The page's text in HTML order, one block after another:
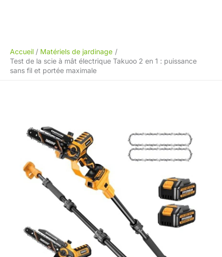
Accueil
Matériels de jardinage
Test de la scie à mât électrique Takuoo 2 en 1 : puissance
sans fil et portée maximale